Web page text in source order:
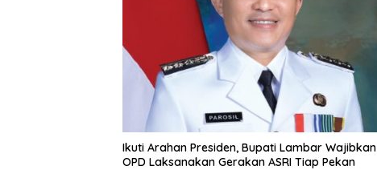
Ikuti Arahan Presiden, Bupati Lambar Wajibkan
OPD Laksanakan Gerakan ASRI Tiap Pekan